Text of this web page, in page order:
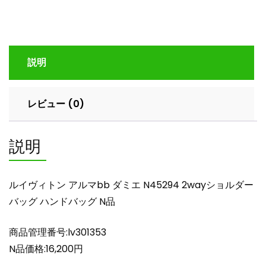
マ
ダ
N45294
シ
ョ
ダ
ー
ッ
グ
説明
レビュー (0)
説明
ルイヴィトン アルマbb ダミエ N45294 2wayショルダー
バッグ ハンドバッグ N品
商品管理番号:lv301353
N品価格:16,200円